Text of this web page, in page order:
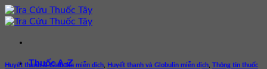
Bỏ
qua
dung
Thuốc A-Z
Huyết thanh & Globulin miễn dịch Huyết thanh và Globulin miễn dịch Thông tin thuốc